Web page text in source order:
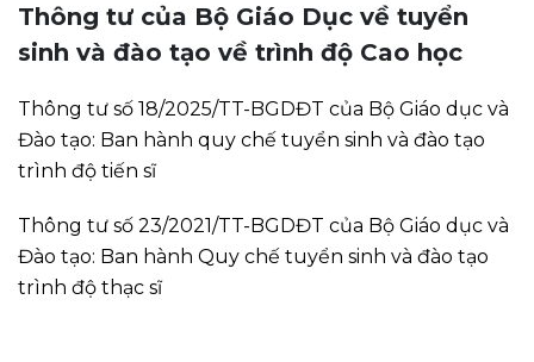
Thông tư của Bộ Giáo Dục về tuyển
sinh và đào tạo về trình độ Cao học
Thông tư số 18/2025/TT-BGDĐT của Bộ Giáo dục và
Đào tạo: Ban hành quy chế tuyển sinh và đào tạo
trình độ tiến sĩ
Thông tư số 23/2021/TT-BGDĐT của Bộ Giáo dục và
Đào tạo: Ban hành Quy chế tuyển sinh và đào tạo
trình độ thạc sĩ